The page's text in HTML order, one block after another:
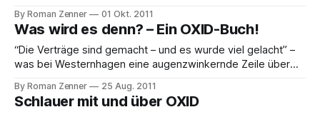
als einen sonnigen Oktobernachmittag, soll hier kurz der
aktuelle Stand durchgegeben werden (bevor wahrscheinlich
zum letzten Mal in diesem Jahr der Grill ausgepackt
By Roman Zenner 01 Okt. 2011
Was wird es denn? – Ein OXID-Buch!
“Die Verträge sind gemacht – und es wurde viel gelacht” –
was bei Westernhagen eine augenzwinkernde Zeile über
Buchprojekt. Nachdem ich mich in den vergangenen
Monaten verstärkt mit OXID beschäftigt habe, es
By Roman Zenner 25 Aug. 2011
Schlauer mit und über OXID